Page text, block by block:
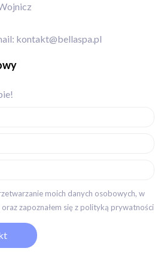
kontakt@bellaspa.pl
moich danych osobowych, w
zapoznałem się z polityką prywatności